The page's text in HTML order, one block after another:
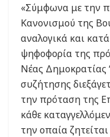
«Σύμφωνα με την
Κανονισμού της
αναλογικά και
ψηφοφορία της
Νέας Δημοκρατίας
συζήτησης
την πρόταση της
κάθε
την οπαία